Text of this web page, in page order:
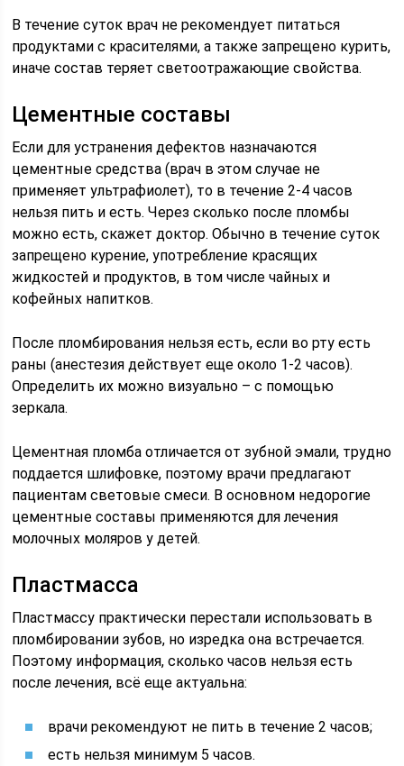
В течение суток врач не рекомендует питаться
продуктами с красителями, а также запрещено курить,
иначе состав теряет светоотражающие свойства.
Цементные составы
Если для устранения дефектов назначаются
цементные средства (врач в этом случае не
применяет ультрафиолет), то в течение 2-4 часов
нельзя пить и есть. Через сколько после пломбы
можно есть, скажет доктор. Обычно в течение суток
запрещено курение, употребление красящих
жидкостей и продуктов, в том числе чайных и
кофейных напитков.
После пломбирования нельзя есть, если во рту есть
раны (анестезия действует еще около 1-2 часов).
Определить их можно визуально – с помощью
зеркала.
Цементная пломба отличается от зубной эмали, трудно
поддается шлифовке, поэтому врачи предлагают
пациентам световые смеси. В основном недорогие
цементные составы применяются для лечения
молочных моляров у детей.
Пластмасса
Пластмассу практически перестали использовать в
пломбировании зубов, но изредка она встречается.
Поэтому информация, сколько часов нельзя есть
после лечения, всё еще актуальна:
врачи рекомендуют не пить в течение 2 часов;
есть нельзя минимум 5 часов.